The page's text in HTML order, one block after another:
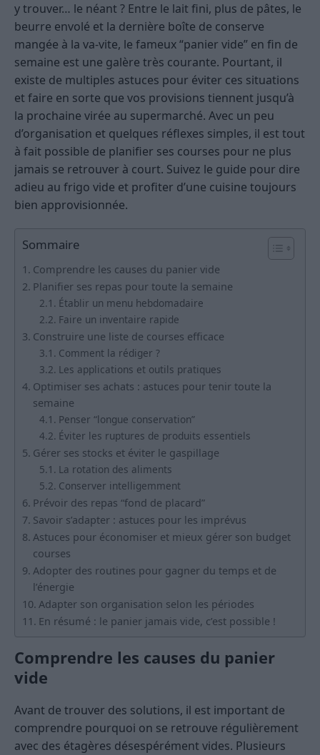
y trouver… le néant ? Entre le lait fini, plus de pâtes, le
beurre envolé et la dernière boîte de conserve
mangée à la va-vite, le fameux “panier vide” en fin de
semaine est une galère très courante. Pourtant, il
existe de multiples astuces pour éviter ces situations
et faire en sorte que vos provisions tiennent jusqu’à
la prochaine virée au supermarché. Avec un peu
d’organisation et quelques réflexes simples, il est tout
à fait possible de planifier ses courses pour ne plus
jamais se retrouver à court. Suivez le guide pour dire
adieu au frigo vide et profiter d’une cuisine toujours
bien approvisionnée.
Sommaire
Comprendre les causes du panier vide
Planifier ses repas pour toute la semaine
Établir un menu hebdomadaire
Faire un inventaire rapide
Construire une liste de courses efficace
Comment la rédiger ?
Les applications et outils pratiques
Optimiser ses achats : astuces pour tenir toute la
semaine
Penser “longue conservation”
Éviter les ruptures de produits essentiels
Gérer ses stocks et éviter le gaspillage
La rotation des aliments
Conserver intelligemment
Prévoir des repas “fond de placard”
Savoir s’adapter : astuces pour les imprévus
Astuces pour économiser et mieux gérer son budget
courses
Adopter des routines pour gagner du temps et de
l’énergie
Adapter son organisation selon les périodes
En résumé : le panier jamais vide, c’est possible !
Comprendre les causes du panier
vide
Avant de trouver des solutions, il est important de
comprendre pourquoi on se retrouve régulièrement
avec des étagères désespérément vides. Plusieurs